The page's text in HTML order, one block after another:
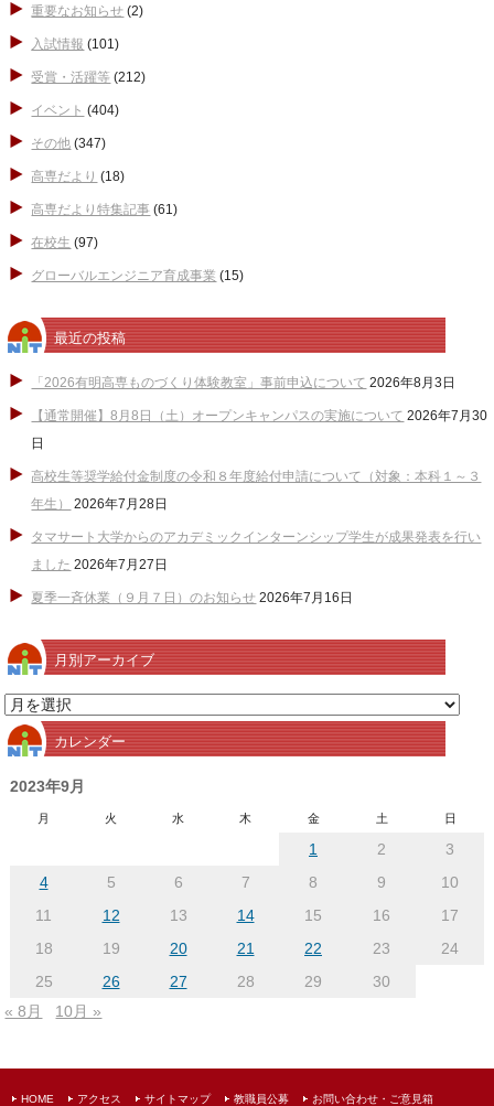
重要なお知らせ (2)
入試情報 (101)
受賞・活躍等 (212)
イベント (404)
その他 (347)
高専だより (18)
高専だより特集記事 (61)
在校生 (97)
グローバルエンジニア育成事業 (15)
最近の投稿
「2026有明高専ものづくり体験教室」事前申込について 2026年8月3日
【通常開催】8月8日（土）オープンキャンパスの実施について 2026年7月30
日
高校生等奨学給付金制度の令和８年度給付申請について（対象：本科１～３
年生）
2026年7月28日
タマサート大学からのアカデミックインターンシップ学生が成果発表を行い
ました 2026年7月27日
夏季一斉休業（９月７日）のお知らせ 2026年7月16日
月別アーカイブ
月
別
ア
ー
カレンダー
2023年9月
月 火 水 木 金 土 日
1 2
3
4
5 6 7 8 9
10
11
12 13 14 15 16
17
18
19 20 21 22 23
24
25
26 27 28 29
30
« 8月
10月 »
HOME アクセス サイトマップ 教職員公募 お問い合わせ・ご意見箱